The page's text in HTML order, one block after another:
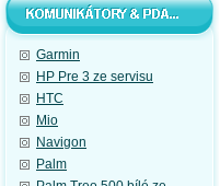
Garmin
HP Pre 3 ze servisu
HTC
Mio
Navigon
Palm